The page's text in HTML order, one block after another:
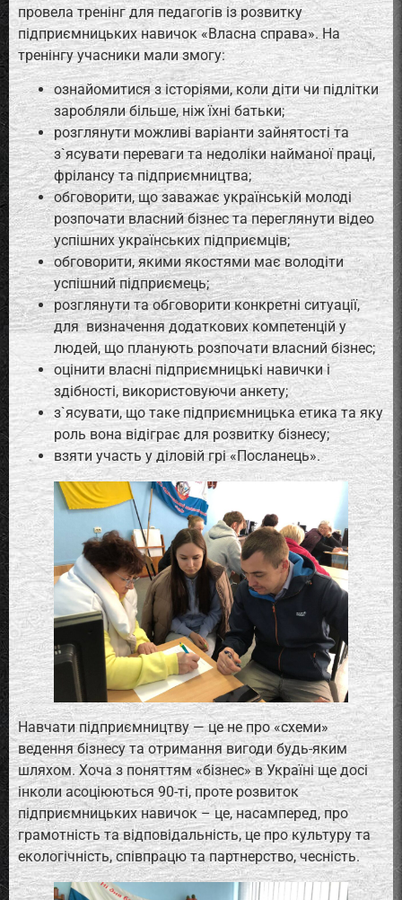
провела тренінг для педагогів із розвитку
підприємницьких навичок «Власна справа». На
тренінгу учасники мали змогу:
ознайомитися з історіями, коли діти чи підлітки
заробляли більше, ніж їхні батьки;
розглянути можливі варіанти зайнятості та
з`ясувати переваги та недоліки найманої праці,
фрілансу та підприємництва;
обговорити, що заважає українській молоді
розпочати власний бізнес та переглянути відео
успішних українських підприємців;
обговорити, якими якостями має володіти
успішний підприємець;
розглянути та обговорити конкретні ситуації,
для визначення додаткових компетенцій у
людей, що планують розпочати власний бізнес;
оцінити власні підприємницькі навички і
здібності, використовуючи анкету;
з`ясувати, що таке підприємницька етика та яку
роль вона відіграє для розвитку бізнесу;
взяти участь у діловій грі «Посланець».
Навчати підприємництву — це не про «схеми»
ведення бізнесу та отримання вигоди будь-яким
шляхом. Хоча з поняттям «бізнес» в Україні ще досі
інколи асоціюються 90-ті, проте розвиток
підприємницьких навичок – це, насамперед, про
грамотність та відповідальність, це про культуру та
екологічність, співпрацю та партнерство, чесність.